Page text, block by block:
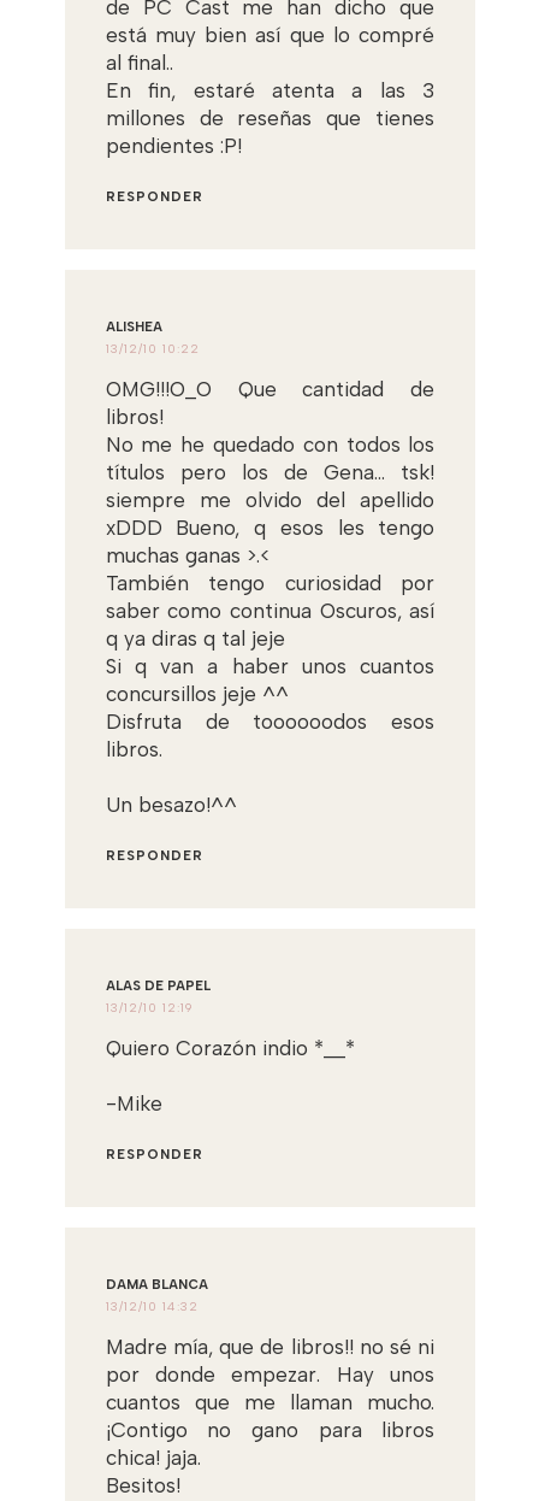
de PC Cast me han dicho que
está muy bien así que lo compré
al final..
En fin, estaré atenta a las 3
millones de reseñas que tienes
pendientes :P!
RESPONDER
ALISHEA
13/12/10 10:22
OMG!!!O_O Que cantidad de
libros!
No me he quedado con todos los
títulos pero los de Gena... tsk!
siempre me olvido del apellido
xDDD Bueno, q esos les tengo
muchas ganas >.<
También tengo curiosidad por
saber como continua Oscuros, así
q ya diras q tal jeje
Si q van a haber unos cuantos
concursillos jeje ^^
Disfruta de toooooodos esos
libros.
Un besazo!^^
RESPONDER
ALAS DE PAPEL
13/12/10 12:19
Quiero Corazón indio *__*
-Mike
RESPONDER
DAMA BLANCA
13/12/10 14:32
Madre mía, que de libros!! no sé ni
por donde empezar. Hay unos
cuantos que me llaman mucho.
¡Contigo no gano para libros
chica! jaja.
Besitos!